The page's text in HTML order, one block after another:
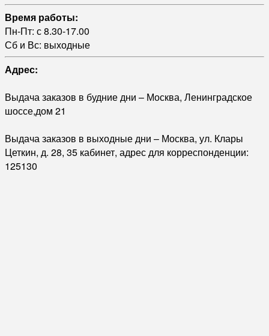
Время работы:
Пн-Пт: с 8.30-17.00
Сб и Вс: выходные
Адрес:
Выдача заказов в будние дни – Москва, Ленинградское
шоссе,дом 21
Выдача заказов в выходные дни – Москва, ул. Клары
Цеткин, д. 28, 35 кабинет, адрес для корреспонденции:
125130